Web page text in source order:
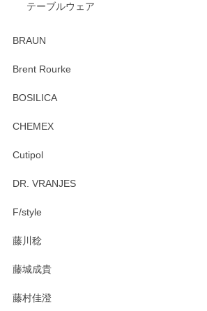
テーブルウェア
BRAUN
Brent Rourke
BOSILICA
CHEMEX
Cutipol
DR. VRANJES
F/style
藤川稔
藤城成貴
藤村佳澄